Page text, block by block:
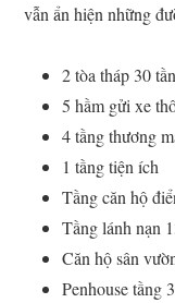
vẫn ẩn hiện những
2 tòa tháp 30
5 hầm gửi xe
4 tầng thương
1 tầng tiện ích
Tầng căn hộ
Tầng lánh nạn
Căn hộ sân
Penhouse tầng